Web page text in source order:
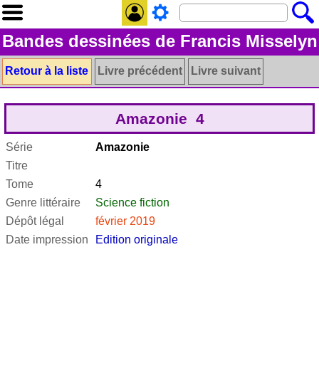
Bandes dessinées de Francis Misselyn
Retour à la liste Livre précédent Livre suivant
Amazonie 4
Série
Amazonie
Titre
Tome
4
Genre littéraire
Science fiction
Dépôt légal
février 2019
Date impression
Edition originale